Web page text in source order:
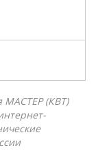
МАСТЕР (КВТ)